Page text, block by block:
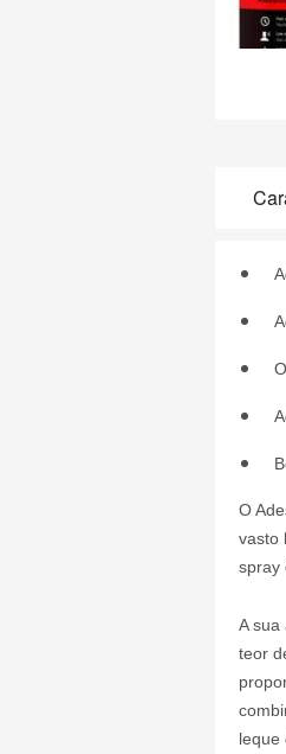
O
vasto
spray
A sua
teor
leque